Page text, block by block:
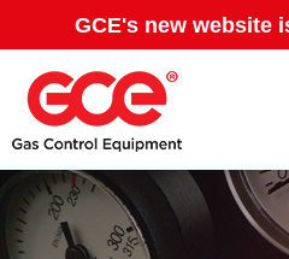
GCE's new website